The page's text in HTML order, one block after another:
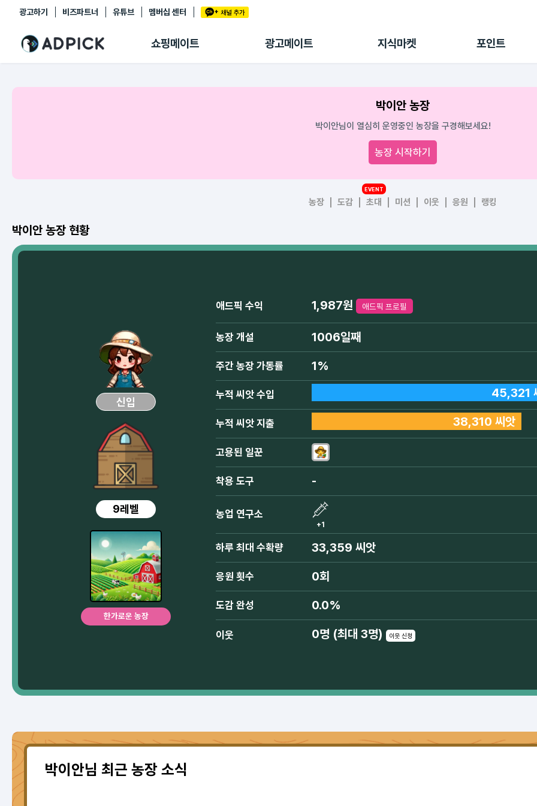
광고하기 비즈파트너 유튜브 멤버십 센터
쇼핑메이트 광고메이트 지식마켓 포인트
추천상품
쇼핑 에이전트
링크관리
광고리포트
출석 룰렛
후원
박이안 농장
박이안님이 열심히 운영중인 농장을 구경해보세요!
농장 시작하기
농장 도감 초대
EVENT
미션 이웃 응원 랭킹
박이안 농장 현황
신입
9레벨
한가로운 농장
애드픽 수익 1,987원 애드픽 프로필
농장 개설 1006일째
주간 농장 가동률 1%
누적 씨앗 수입 45,321
누적 씨앗 지출 38,310 씨앗
고용된 일꾼
착용 도구 -
농업 연구소
+1
하루 최대 수확량 33,359 씨앗
응원 횟수 0회
도감 완성 0.0%
이웃 0명 (최대 3명) 이웃 신청
박이안님 최근 농장 소식